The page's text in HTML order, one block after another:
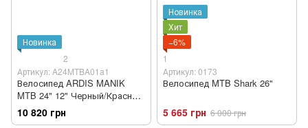
Новинка
2
Артикул: A24MTBA01a1
Велосипед ARDIS MANIK
MTB 24" 12" Черный/Красный
(A24MTBA01a1)
10 820 грн
Новинка
Хит
−6%
1
Артикул: 0173
Велосипед MTB Shark 26"
5 665 грн 6 000 грн